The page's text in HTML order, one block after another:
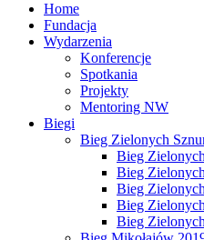
Home
Fundacja
Wydarzenia
Konferencje
Spotkania
Projekty
Mentoring NW
Biegi
Bieg Zielonych
Bieg
Bieg
Bieg
Bieg
Bieg